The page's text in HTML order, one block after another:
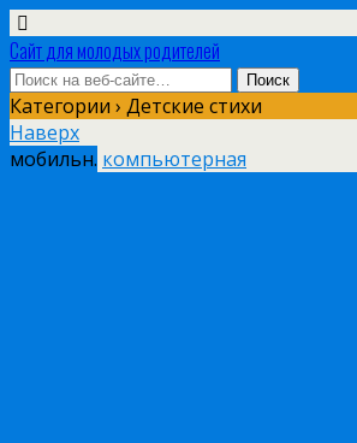
Сайт для молодых родителей
Категории › Детские стихи
Наверх
мобильн. компьютерная